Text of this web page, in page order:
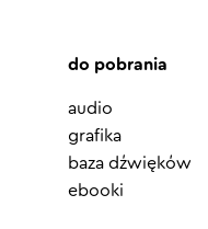
do pobrania
audio
grafika
baza dźwięków
ebooki